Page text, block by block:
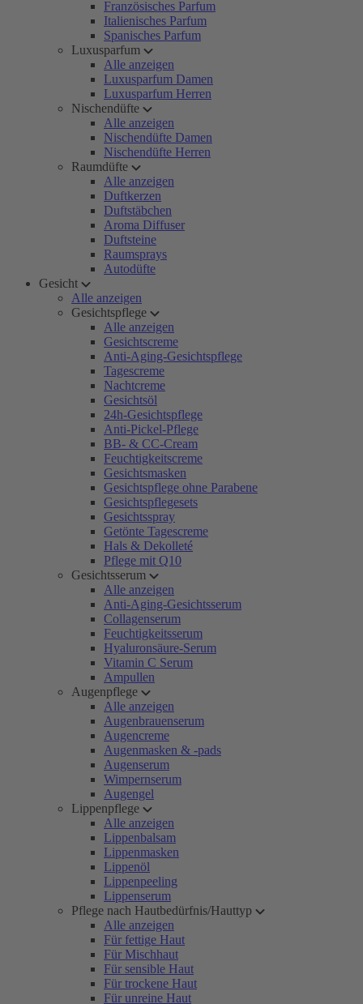
Französisches Parfum
Italienisches Parfum
Spanisches Parfum
Luxusparfum
Alle anzeigen
Luxusparfum Damen
Luxusparfum Herren
Nischendüfte
Alle anzeigen
Nischendüfte Damen
Nischendüfte Herren
Raumdüfte
Alle anzeigen
Duftkerzen
Duftstäbchen
Aroma Diffuser
Duftsteine
Raumsprays
Autodüfte
Gesicht
Alle anzeigen
Gesichtspflege
Alle anzeigen
Gesichtscreme
Anti-Aging-Gesichtspflege
Tagescreme
Nachtcreme
Gesichtsöl
24h-Gesichtspflege
Anti-Pickel-Pflege
BB- & CC-Cream
Feuchtigkeitscreme
Gesichtsmasken
Gesichtspflege ohne Parabene
Gesichtspflegesets
Gesichtsspray
Getönte Tagescreme
Hals & Dekolleté
Pflege mit Q10
Gesichtsserum
Alle anzeigen
Anti-Aging-Gesichtsserum
Collagenserum
Feuchtigkeitsserum
Hyaluronsäure-Serum
Vitamin C Serum
Ampullen
Augenpflege
Alle anzeigen
Augenbrauenserum
Augencreme
Augenmasken & -pads
Augenserum
Wimpernserum
Augengel
Lippenpflege
Alle anzeigen
Lippenbalsam
Lippenmasken
Lippenöl
Lippenpeeling
Lippenserum
Pflege nach Hautbedürfnis/Hauttyp
Alle anzeigen
Für fettige Haut
Für Mischhaut
Für sensible Haut
Für trockene Haut
Für unreine Haut